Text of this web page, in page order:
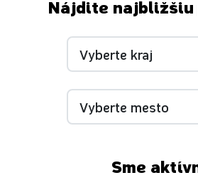
Nájdite najbližšiu
Sme